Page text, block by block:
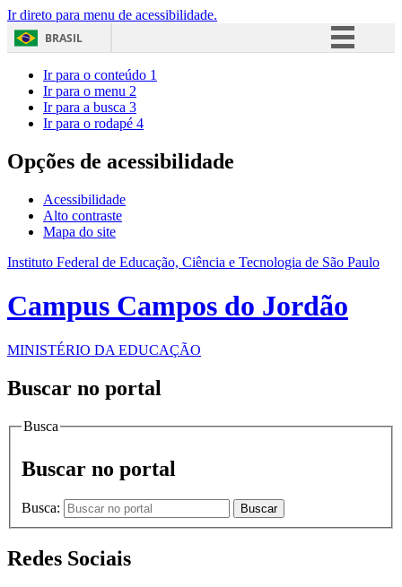
Ir direto para menu de acessibilidade.
BRASIL
Acesso à informação
Ir para o conteúdo 1
Ir para o menu 2
Ir para a busca 3
Ir para o rodapé 4
Opções de acessibilidade
Acessibilidade
Alto contraste
Mapa do site
Instituto Federal de Educação, Ciência e Tecnologia de São Paulo
Campus Campos do Jordão
MINISTÉRIO DA EDUCAÇÃO
Buscar no portal
Busca
Buscar no portal
Busca: Buscar
Redes Sociais